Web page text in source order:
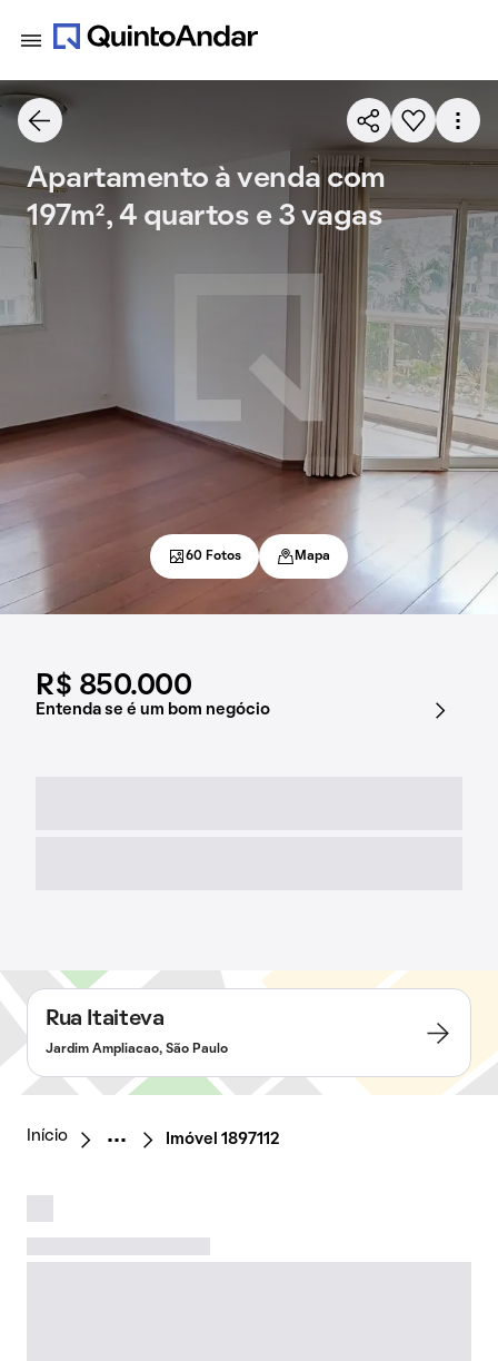
R$ 850.000
Entenda se é um bom negócio
Apartamento à venda com
197m², 4 quartos e 3 vagas
60 Fotos Mapa
Rua Itaiteva
Jardim Ampliacao, São Paulo
Início Imóvel 1897112